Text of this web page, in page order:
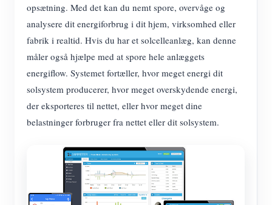
opsætning. Med det kan du nemt spore, overvåge og
analysere dit energiforbrug i dit hjem, virksomhed eller
fabrik i realtid. Hvis du har et solcelleanlæg, kan denne
måler også hjælpe med at spore hele anlæggets
energiflow. Systemet fortæller, hvor meget energi dit
solsystem producerer, hvor meget overskydende energi,
der eksporteres til nettet, eller hvor meget dine
belastninger forbruger fra nettet eller dit solsystem.